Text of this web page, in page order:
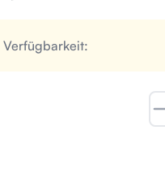
Verfügbarkeit: